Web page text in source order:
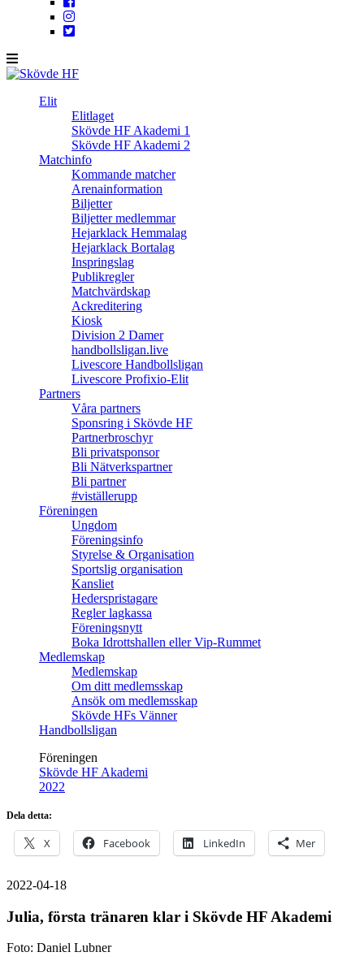
Elit
Elitlaget
Skövde HF Akademi 1
Skövde HF Akademi 2
Matchinfo
Kommande matcher
Arenainformation
Biljetter
Biljetter medlemmar
Hejarklack Hemmalag
Hejarklack Bortalag
Inspringslag
Publikregler
Matchvärdskap
Ackreditering
Kiosk
Division 2 Damer
handbollsligan.live
Livescore Handbollsligan
Livescore Profixio-Elit
Partners
Våra partners
Sponsring i Skövde HF
Partnerbroschyr
Bli privatsponsor
Bli Nätverkspartner
Bli partner
#viställerupp
Föreningen
Ungdom
Föreningsinfo
Styrelse & Organisation
Sportslig organisation
Kansliet
Hederspristagare
Regler lagkassa
Föreningsnytt
Boka Idrottshallen eller Vip-Rummet
Medlemskap
Medlemskap
Om ditt medlemsskap
Ansök om medlemsskap
Skövde HFs Vänner
Handbollsligan
Föreningen
Skövde HF Akademi
2022
Dela detta:
X Facebook LinkedIn Mer
2022-04-18
Julia, första tränaren klar i Skövde HF Akademi
Foto: Daniel Lubner